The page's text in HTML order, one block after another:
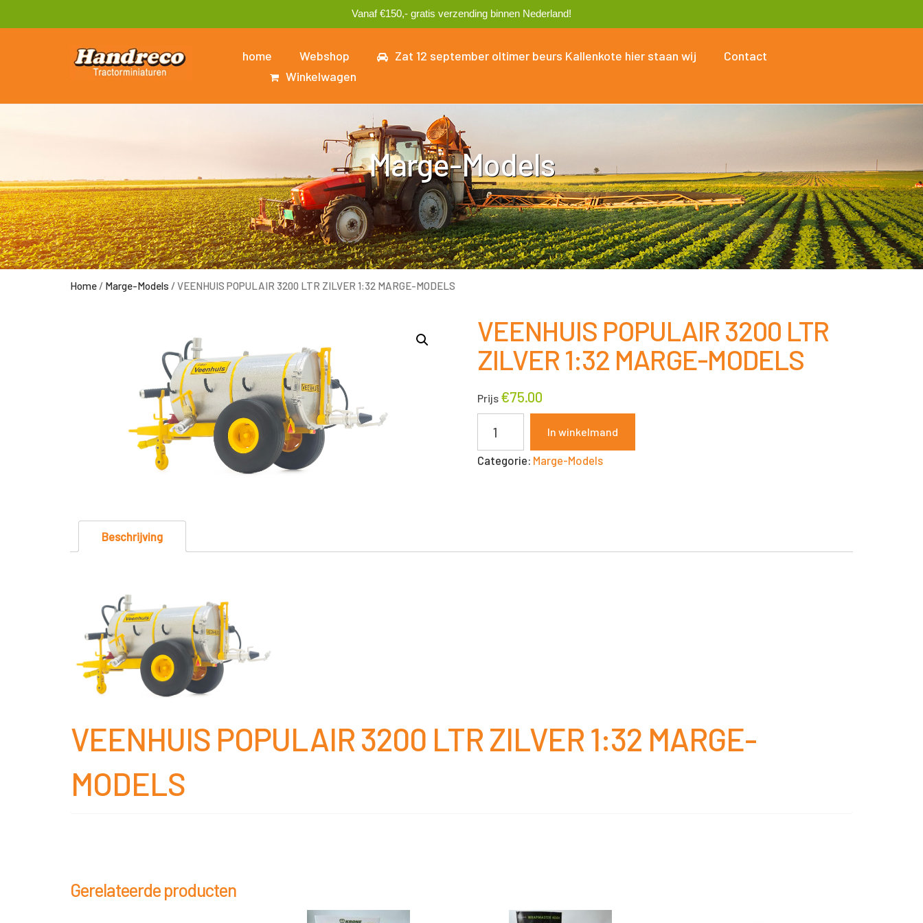
Vanaf €150,- gratis verzending binnen Nederland!
home Webshop Zat 12 september oltimer beurs Kallenkote hier staan wij
Contact
Winkelwagen
Marge-Models
Home / Marge-Models / VEENHUIS POPULAIR 3200 LTR ZILVER 1:32 MARGE-MODELS
VEENHUIS POPULAIR 3200 LTR
ZILVER 1:32 MARGE-MODELS
Prijs €75.00
3200
In winkelmand
Categorie: Marge-Models
Beschrijving
VEENHUIS POPULAIR 3200 LTR ZILVER 1:32 MARGE-
MODELS
Gerelateerde producten